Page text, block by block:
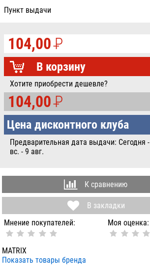
Пункт выдачи
104,00P
УБ.
В корзину
Хотите приобрести дешевле?
104,00P
УБ.
Цена дисконтного клуба
Предварительная дата выдачи: Сегодня -
вс. - 9 авг.
К сравнению
В закладки
Мнение покупателей:
Моя оценка:
MATRIX
Показать товары бренда